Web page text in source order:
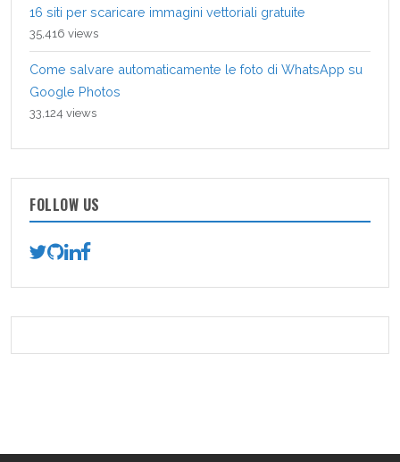
16 siti per scaricare immagini vettoriali gratuite
35,416 views
Come salvare automaticamente le foto di WhatsApp su
Google Photos
33,124 views
FOLLOW US